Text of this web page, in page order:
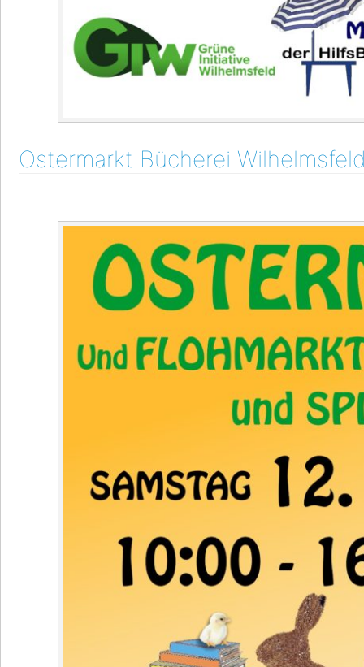
Ostermarkt Bücherei